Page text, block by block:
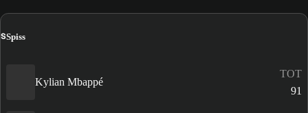
SSpiss
Kylian Mbappé
TOT
91